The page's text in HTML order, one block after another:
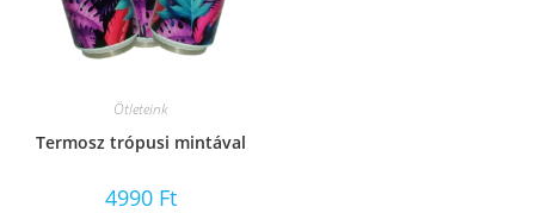
Ötleteink
Termosz trópusi mintával
4990 Ft